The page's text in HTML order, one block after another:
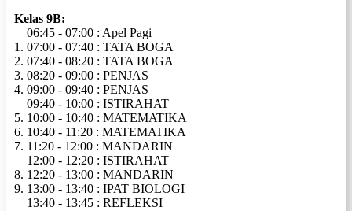
Kelas 9B:
06:45 - 07:00 : Apel Pagi
1. 07:00 - 07:40 : TATA BOGA
2. 07:40 - 08:20 : TATA BOGA
3. 08:20 - 09:00 : PENJAS
4. 09:00 - 09:40 : PENJAS
09:40 - 10:00 : ISTIRAHAT
5. 10:00 - 10:40 : MATEMATIKA
6. 10:40 - 11:20 : MATEMATIKA
7. 11:20 - 12:00 : MANDARIN
12:00 - 12:20 : ISTIRAHAT
8. 12:20 - 13:00 : MANDARIN
9. 13:00 - 13:40 : IPAT BIOLOGI
13:40 - 13:45 : REFLEKSI